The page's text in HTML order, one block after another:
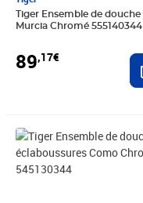
Tiger Ensemble de douche
Murcia Chromé 555140344
89,17€
Prix 77,94€